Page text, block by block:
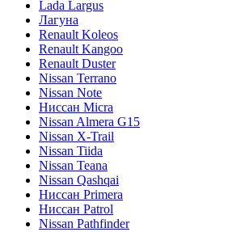
Lada Largus
Лагуна
Renault Koleos
Renault Kangoo
Renault Duster
Nissan Terrano
Nissan Note
Ниссан Micra
Nissan Almera G15
Nissan X-Trail
Nissan Tiida
Nissan Teana
Nissan Qashqai
Ниссан Primera
Ниссан Patrol
Nissan Pathfinder